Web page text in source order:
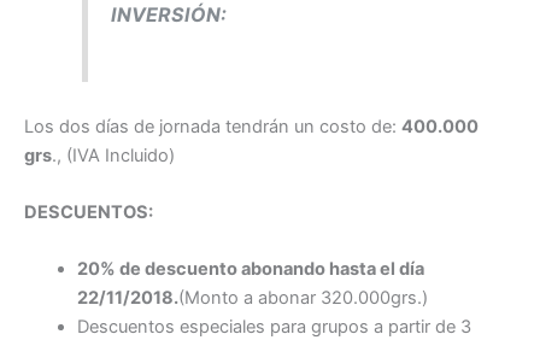
INVERSIÓN:
Los dos días de jornada tendrán un costo de: 400.000
grs., (IVA Incluido)
DESCUENTOS:
20% de descuento abonando hasta el día
22/11/2018.(Monto a abonar 320.000grs.)
Descuentos especiales para grupos a partir de 3